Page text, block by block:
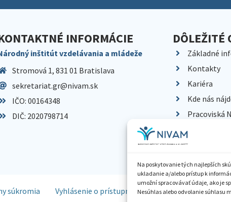
Na poskytovanie tých najlepších
ukladanie a/alebo prístup k
umožní spracovávať údaje, ako je
Nesúhlas alebo odvolanie súhlasu
INFORMÁCIE
inštitút vzdelávania a mládeže
Stromová 1, 831 01 Bratislava
sekretariat.gr@nivam.sk
IČO: 00164348
DIČ: 2020798714
DÔLEŽITÉ
Základné
Kontakty
Kariéra
Kde nás
Pracoviská
Dokumenty
Knižnica
súkromia Vyhlásenie o prístupnosti Sprístupnenie